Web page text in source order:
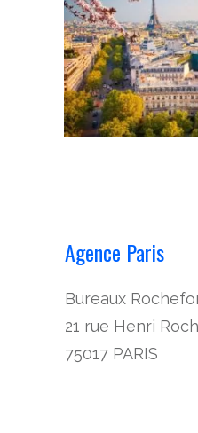
Agence Paris
Bureaux
21 rue Henri
75017 PARIS